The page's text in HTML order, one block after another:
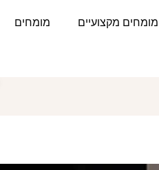
מומחים מקצועיים מומחים